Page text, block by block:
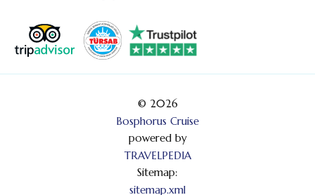
© 2026
Bosphorus Cruise
powered by
TRAVELPEDIA
Sitemap:
sitemap.xml